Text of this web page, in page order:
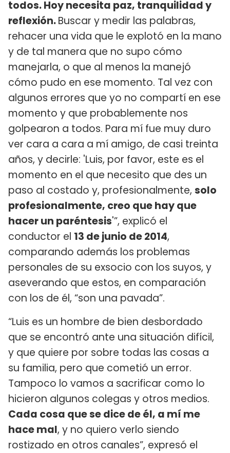
todos. Hoy necesita paz, tranquilidad y
reflexión.Buscar y medir las palabras,
rehacer una vida que le explotó en la mano
y de tal manera que no supo cómo
manejarla, o que al menos la manejó
cómo pudo en ese momento. Tal vez con
algunos errores que yo no compartí en ese
momento y que probablemente nos
golpearon a todos. Para mí fue muy duro
ver cara a cara a mí amigo, de casi treinta
años, y decirle: 'Luis, por favor, este es el
momento en el que necesito que des un
paso al costado y, profesionalmente, solo
profesionalmente, creo que hay que
hacer un paréntesis'”, explicó el
conductor el 13 de junio de 2014,
comparando además los problemas
personales de su exsocio con los suyos, y
aseverando que estos, en comparación
con los de él, “son una pavada”.
“Luis es un hombre de bien desbordado
que se encontró ante una situación difícil,
y que quiere por sobre todas las cosas a
su familia, pero que cometió un error.
Tampoco lo vamos a sacrificar como lo
hicieron algunos colegas y otros medios.
Cada cosa que se dice de él, a mí me
hace mal, y no quiero verlo siendo
rostizado en otros canales”, expresó el